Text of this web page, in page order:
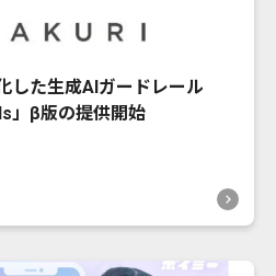
した生成AIガードレール
」β版の提供開始